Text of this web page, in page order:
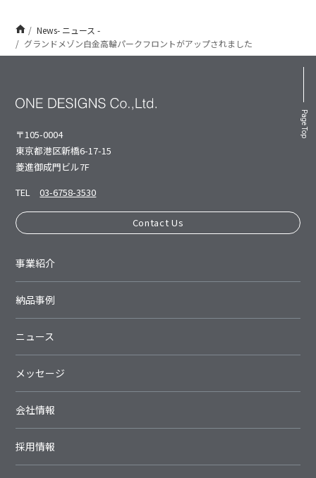
News- ニュース -
グランドメゾン白金高輪パークフロントがアップされました
Page Top
〒105-0004
東京都港区新橋6-17-15
菱進御成⾨ビル7F
TEL
03-6758-3530
Contact Us
事業紹介
納品事例
ニュース
メッセージ
会社情報
採用情報